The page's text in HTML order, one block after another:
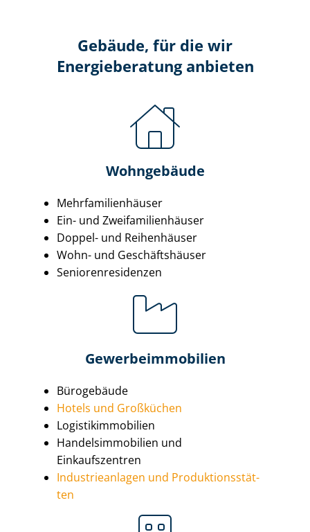
Gebäude, für die wir
Energieberatung anbieten
Wohngebäude
Mehr­fa­mi­li­en­häu­ser
Ein- und Zwei­fa­mi­li­en­häu­ser
Doppel- und Reihenhäuser
Wohn- und Geschäftshäuser
Se­nio­ren­re­si­den­zen
Ge­wer­be­im­mo­bi­li­en
Bürogebäude
Hotels und Großküchen
Lo­gis­tik­im­mo­bi­li­en
Han­dels­im­mo­bi­li­en und
Einkaufszentren
In­dus­trie­an­la­gen und Pro­duk­ti­ons­stät­
ten